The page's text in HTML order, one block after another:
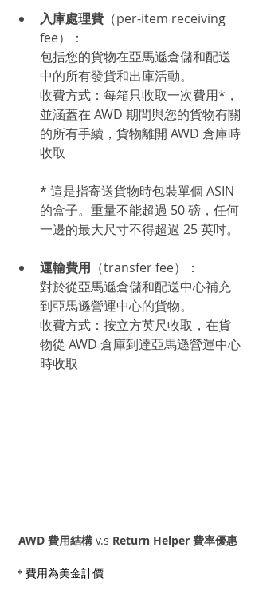
入庫處理費 （per-item receiving
fee）：
包括您的貨物在亞馬遜倉儲和配送
中的所有發貨和出庫活動。
收費方式：每箱只收取一次費用*，
並涵蓋在 AWD 期間與您的貨物有關
的所有手續，貨物離開 AWD 倉庫時
收取
* 這是指寄送貨物時包裝單個 ASIN
的盒子。重量不能超過 50 磅，任何
一邊的最大尺寸不得超過 25 英吋。
運輸費用 （transfer fee）：
對於從亞馬遜倉儲和配送中心補充
到亞馬遜營運中心的貨物。
收費方式：按立方英尺收取，在貨
物從 AWD 倉庫到達亞馬遜營運中心
時收取
AWD 費用結構 v.s Return Helper 費率優惠
＊費用為美金計價